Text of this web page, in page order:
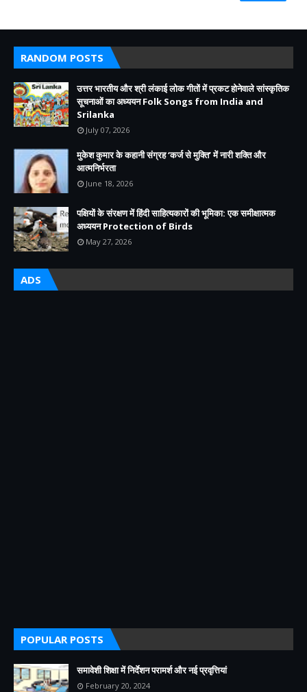
RANDOM POSTS
उत्तर भारतीय और श्री लंकाई लोक गीतों में प्रकट होनेवाले सांस्कृतिक
सूचनाओं का अध्ययन Folk Songs from India and
Srilanka
July 07, 2026
मुकेश कुमार के कहानी संग्रह ‘कर्ज से मुक्ति’ में नारी शक्ति और
आत्मनिर्भरता
June 18, 2026
पक्षियों के संरक्षण में हिंदी साहित्यकारों की भूमिका: एक समीक्षात्मक
अध्ययन Protection of Birds
May 27, 2026
ADS
POPULAR POSTS
समावेशी शिक्षा में निर्देशन परामर्श और नई प्रवृत्तियां
February 20, 2024